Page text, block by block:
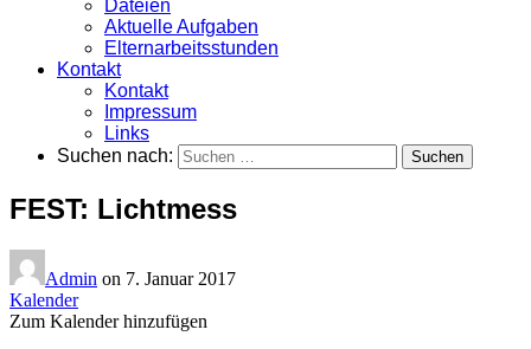
Dateien
Aktuelle Aufgaben
Elternarbeitsstunden
Kontakt
Kontakt
Impressum
Links
Suchen nach:
FEST: Lichtmess
Admin on 7. Januar 2017
Kalender
Zum Kalender hinzufügen